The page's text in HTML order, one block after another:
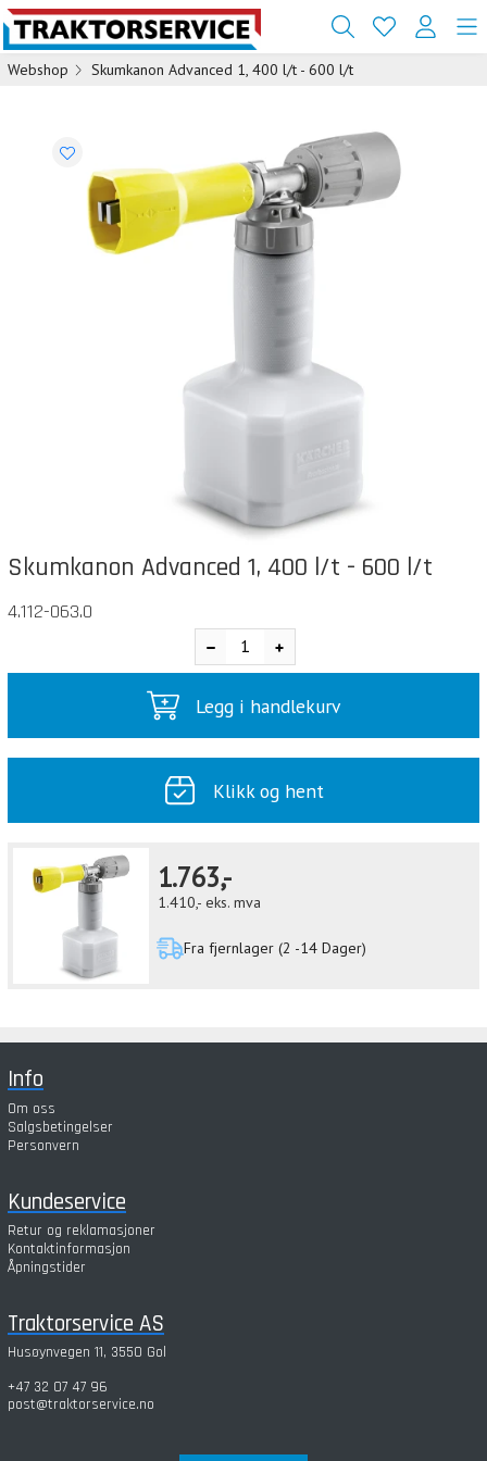
Webshop Skumkanon Advanced 1, 400 l/t - 600 l/t
Skumkanon Advanced 1, 400 l/t - 600 l/t
4.112-063.0
Legg i handlekurv
Klikk og hent
1.763,-
1.410,- eks. mva
Fra fjernlager (2 -14 Dager)
Info
Om oss
Salgsbetingelser
Personvern
Kundeservice
Retur og reklamasjoner
Kontaktinformasjon
Åpningstider
Traktorservice AS
Husøynvegen 11, 3550 Gol
+47 32 07 47 96
post@traktorservice.no